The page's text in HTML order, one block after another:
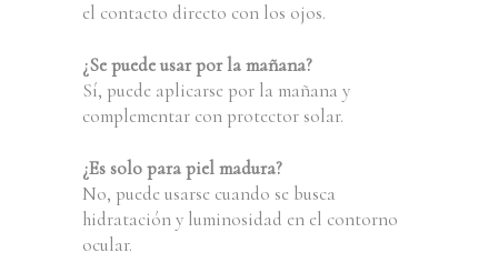
el contacto directo con los ojos.
¿Se puede usar por la mañana?
Sí, puede aplicarse por la mañana y
complementar con protector solar.
¿Es solo para piel madura?
No, puede usarse cuando se busca
hidratación y luminosidad en el contorno
ocular.